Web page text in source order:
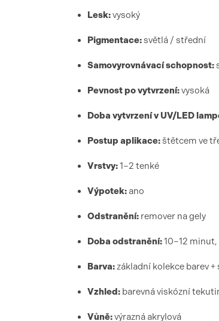
Lesk:vysoký
Pigmentace:světlá / střední
Samovyrovnávací schopnost:
Pevnost po vytvrzení:vysoká
Doba vytvrzení v UV/LED
Postup aplikace:štětcem ve
Vrstvy:1–2 tenké
Výpotek: ano
Odstranění: remover na gely
Doba odstranění:10–12
Barva:základní kolekce barev
Vzhled: barevná viskózní
Vůně:výrazná akrylová